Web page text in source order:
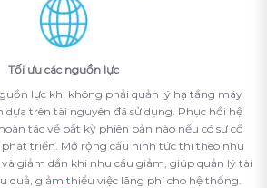
Tối ưu các nguồn lực
lực khi không phải quản lý hạ tầng máy
dựa trên tài nguyên đã sử dụng. Phục hồi hệ
tác về bất kỳ phiên bản nào nếu có sự cố
triển. Mở rộng cấu hình tức thì theo nhu
giảm dần khi nhu cầu giảm, giúp quản lý tài
quả, giảm thiểu việc lãng phí cho hệ thống.